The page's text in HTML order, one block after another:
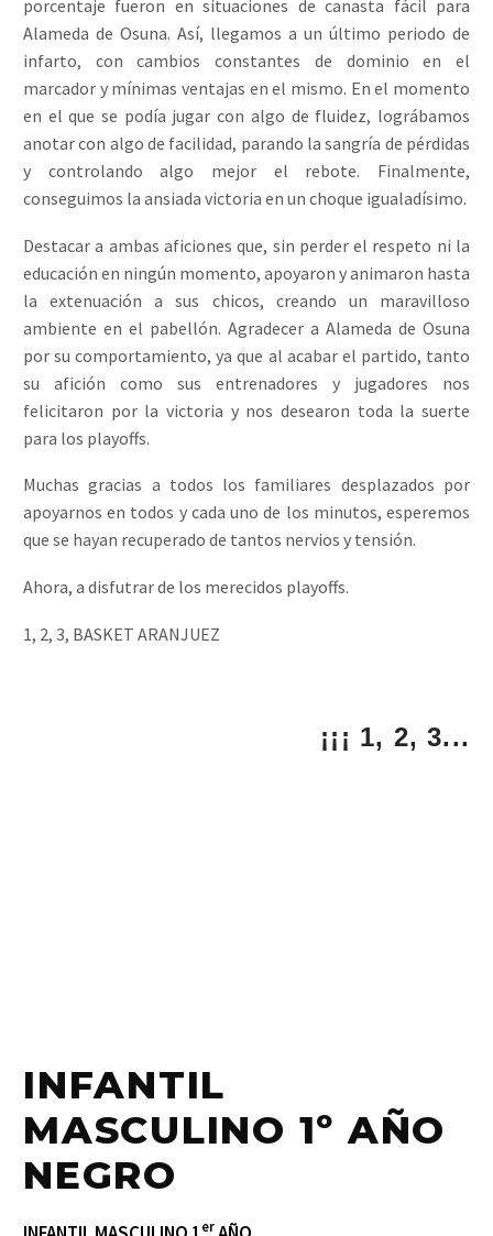
porcentaje fueron en situaciones de canasta fácil para
Alameda de Osuna. Así, llegamos a un último periodo de
infarto, con cambios constantes de dominio en el
marcador y mínimas ventajas en el mismo. En el momento
en el que se podía jugar con algo de fluidez, lográbamos
anotar con algo de facilidad, parando la sangría de pérdidas
y controlando algo mejor el rebote. Finalmente,
conseguimos la ansiada victoria en un choque igualadísimo.
Destacar a ambas aficiones que, sin perder el respeto ni la
educación en ningún momento, apoyaron y animaron hasta
la extenuación a sus chicos, creando un maravilloso
ambiente en el pabellón. Agradecer a Alameda de Osuna
por su comportamiento, ya que al acabar el partido, tanto
su afición como sus entrenadores y jugadores nos
felicitaron por la victoria y nos desearon toda la suerte
para los playoffs.
Muchas gracias a todos los familiares desplazados por
apoyarnos en todos y cada uno de los minutos, esperemos
que se hayan recuperado de tantos nervios y tensión.
Ahora, a disfutrar de los merecidos playoffs.
1, 2, 3, BASKET ARANJUEZ
¡¡¡ 1, 2, 3...
INFANTIL
MASCULINO 1º AÑO
NEGRO
er